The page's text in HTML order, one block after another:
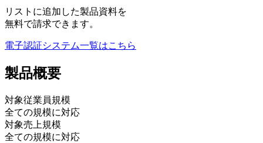
リストに追加した製品資料を
無料で請求できます。
電子認証システム一覧はこちら
製品概要
対象従業員規模
全ての規模に対応
対象売上規模
全ての規模に対応